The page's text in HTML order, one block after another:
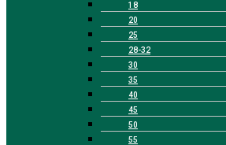
18
20
25
28-32
30
35
40
45
50
55